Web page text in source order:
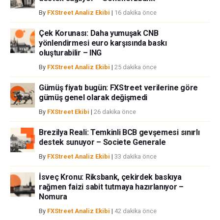
By FXStreet Analiz Ekibi | 16 dakika önce
Çek Korunası: Daha yumuşak CNB
yönlendirmesi euro karşısında baskı
oluşturabilir – ING
By FXStreet Analiz Ekibi | 25 dakika önce
Gümüş fiyatı bugün: FXStreet verilerine göre
gümüş genel olarak değişmedi
By FXStreet Ekibi | 26 dakika önce
Brezilya Reali: Temkinli BCB gevşemesi sınırlı
destek sunuyor – Societe Generale
By FXStreet Analiz Ekibi | 33 dakika önce
İsveç Kronu: Riksbank, çekirdek baskıya
rağmen faizi sabit tutmaya hazırlanıyor –
Nomura
By FXStreet Analiz Ekibi | 42 dakika önce